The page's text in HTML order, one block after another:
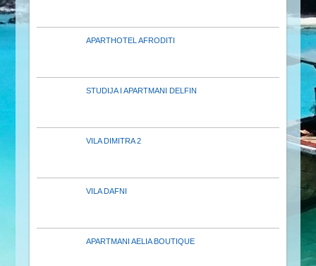
APARTHOTEL AFRODITI
STUDIJA I APARTMANI DELFIN
VILA DIMITRA 2
VILA DAFNI
APARTMANI AELIA BOUTIQUE